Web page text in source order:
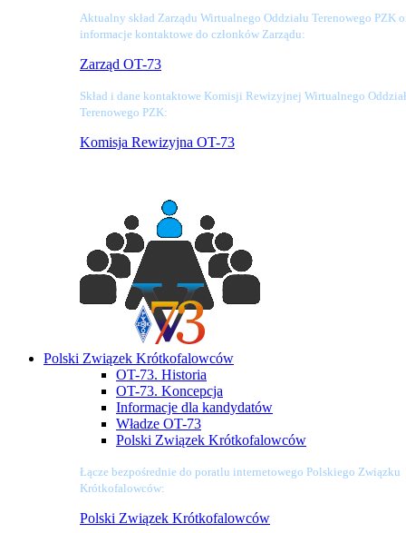
Aktualny skład Zarządu Wirtualnego Oddziału Terenowego PZK
informacje kontaktowe do członków Zarządu:
Zarząd OT-73
Skład i dane kontaktowe Komisji Rewizyjnej Wirtualnego
Terenowego PZK:
Komisja Rewizyjna OT-73
Polski Związek Krótkofalowców
OT-73. Historia
OT-73. Koncepcja
Informacje dla kandydatów
Władze OT-73
Polski Związek Krótkofalowców
Łącze bezpośrednie do poratlu internetowego Polskiego Związku
Krótkofalowców:
Polski Związek Krótkofalowców